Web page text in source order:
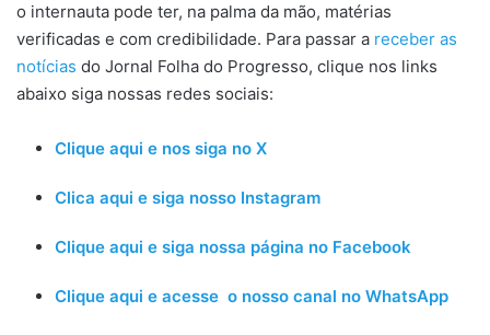
o internauta pode ter, na palma da mão, matérias
verificadas e com credibilidade. Para passar a receber as
notícias do Jornal Folha do Progresso, clique nos links
abaixo siga nossas redes sociais:
Clique aqui e nos siga no X
Clica aqui e siga nosso Instagram
Clique aqui e siga nossa página no Facebook
Clique aqui e acesse o nosso canal no WhatsApp